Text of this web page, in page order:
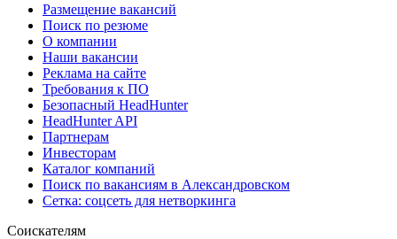
Размещение вакансий
Поиск по резюме
О компании
Наши вакансии
Реклама на сайте
Требования к ПО
Безопасный HeadHunter
HeadHunter API
Партнерам
Инвесторам
Каталог компаний
Поиск по вакансиям в Александровском
Сетка: соцсеть для нетворкинга
Соискателям